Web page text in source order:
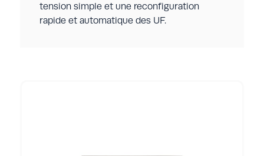
tension simple et une reconfiguration
rapide et automatique des UF.